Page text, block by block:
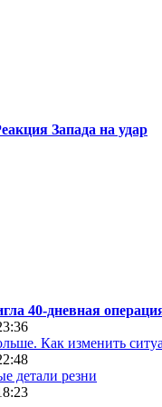
Запада на удар
40-дневная
Как изменить
детали резни